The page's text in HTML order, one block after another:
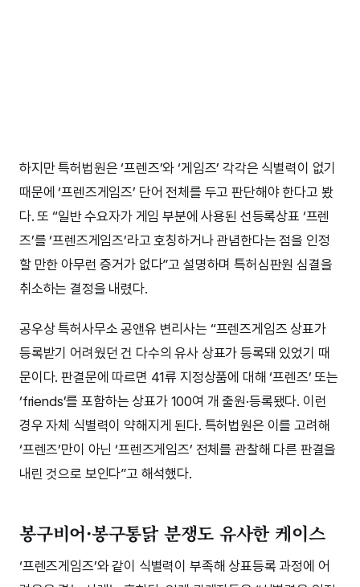
하지만 특허법원은 ‘프렌즈’와 ‘게임즈’ 각각은 식별력이 없기
때문에 ‘프렌즈게임즈’ 단어 전체를 두고 판단해야 한다고 봤
다. 또 “일반 수요자가 게임 부분에 사용된 선등록상표 ‘프렌
즈’를 ‘프렌즈게임즈’라고 호칭하거나 관념한다는 점을 인정
할 만한 아무런 증거가 없다”고 설명하며 특허심판원 심결을
취소하는 결정을 내렸다.
공우상 특허사무소 공앤유 변리사는 “프렌즈게임즈 상표가
등록받기 어려웠던 건 다수의 유사 상표가 등록돼 있었기 때
문이다. 판결문에 따르면 41류 지정상품에 대해 ‘프렌즈’ 또는
‘friends’를 포함하는 상표가 100여 개 출원·등록됐다. 이런
경우 자체 식별력이 약해지게 된다. 특허법원은 이를 고려해
‘프렌즈’만이 아닌 ‘프렌즈게임즈’ 전체를 관찰해 다른 판결을
내린 것으로 보인다”고 해석했다.
봉구비어·봉구통닭 분쟁도 유사한 케이스
‘프렌즈게임즈’와 같이 식별력이 부족해 상표등록 과정에 어